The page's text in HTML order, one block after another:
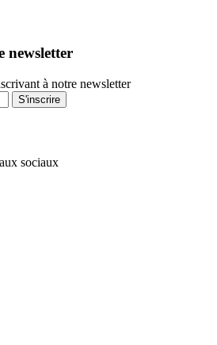
newsletter
à notre newsletter
S'inscrire
sociaux